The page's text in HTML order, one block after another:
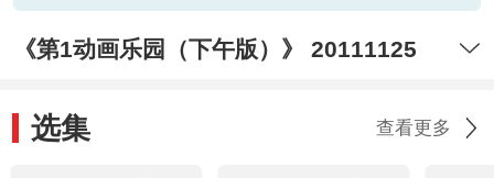
《第1动画乐园（下午版）》 20111125
选集 查看更多